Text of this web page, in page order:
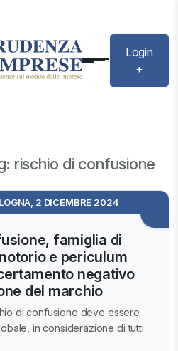
Login
+
rischio di confusione
2 DICEMBRE 2024
famiglia di
e periculum
negativo
del marchio
di confusione deve essere
in considerazione di tutti